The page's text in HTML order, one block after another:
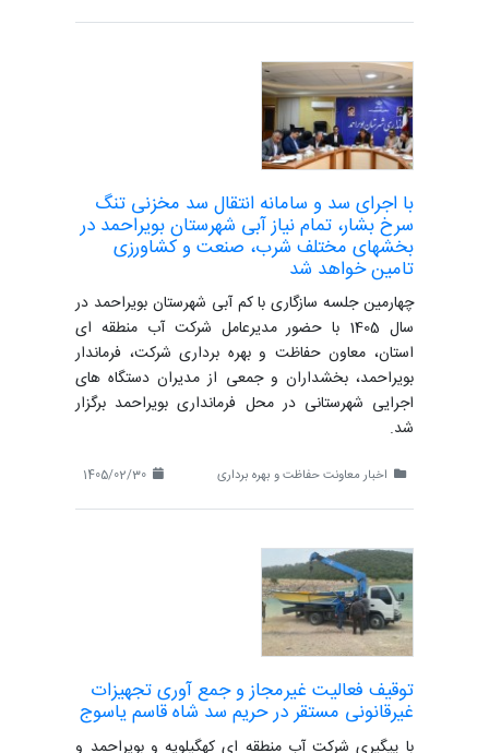
با اجرای سد و سامانه انتقال سد مخزنی تنگ
سرخ بشار، تمام نیاز آبی شهرستان بویراحمد در
بخشهای مختلف شرب، صنعت و کشاورزی
تامین خواهد شد
چهارمین جلسه سازگاری با کم آبی شهرستان بویراحمد در
سال 1405 با حضور مدیرعامل شرکت آب منطقه ای
استان، معاون حفاظت و بهره برداری شرکت، فرماندار
بویراحمد، بخشداران و جمعی از مدیران دستگاه های
اجرایی شهرستانی در محل فرمانداری بویراحمد برگزار
شد.
اخبار معاونت حفاظت و بهره برداری
توقیف فعالیت غیرمجاز و جمع آوری تجهیزات
غیرقانونی مستقر در حریم سد شاه قاسم یاسوج
با پیگیری شرکت آب منطقه ای کهگیلویه و بویراحمد و